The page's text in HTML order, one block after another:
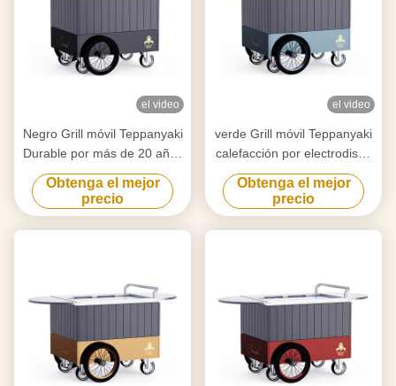
el video
Negro Grill móvil Teppanyaki
Durable por más de 20 años
tabla de grado alimenticio
Hibachi Grill Table
Obtenga el mejor
precio
el video
verde Grill móvil Teppanyaki
calefacción por electrodisco
Libre movimiento tabla de
calidad alimentaria Hibachi
Grill Table
Obtenga el mejor
precio